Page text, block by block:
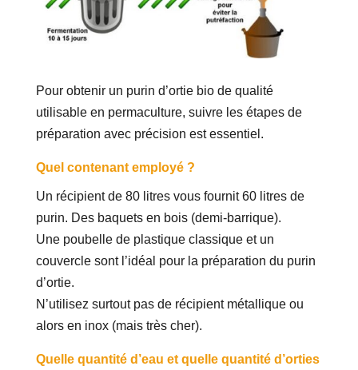
Pour obtenir un purin d’ortie bio de qualité
utilisable en permaculture, suivre les étapes de
préparation avec précision est essentiel.
Quel contenant employé ?
Un récipient de 80 litres vous fournit 60 litres de
purin. Des baquets en bois (demi-barrique).
Une poubelle de plastique classique et un
couvercle sont l’idéal pour la préparation du purin
d’ortie.
N’utilisez surtout pas de récipient métallique ou
alors en inox (mais très cher).
Quelle quantité d’eau et quelle quantité d’orties